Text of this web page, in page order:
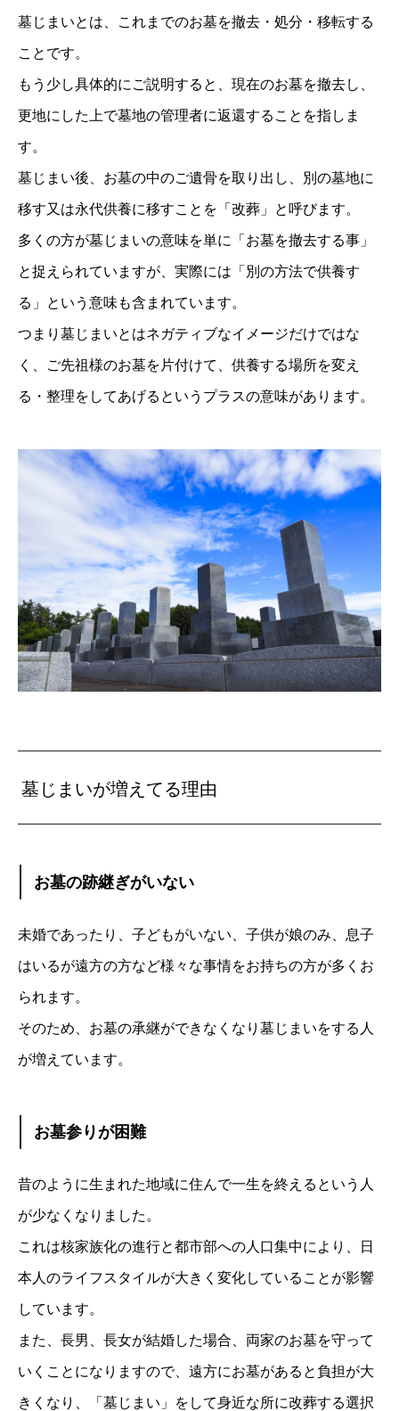
墓じまいとは、これまでのお墓を撤去・処分・移転する
ことです。
もう少し具体的にご説明すると、現在のお墓を撤去し、
更地にした上で墓地の管理者に返還することを指しま
す。
墓じまい後、お墓の中のご遺骨を取り出し、別の墓地に
移す又は永代供養に移すことを「改葬」と呼びます。
多くの方が墓じまいの意味を単に「お墓を撤去する事」
と捉えられていますが、実際には「別の方法で供養す
る」という意味も含まれています。
つまり墓じまいとはネガティブなイメージだけではな
く、ご先祖様のお墓を片付けて、供養する場所を変え
る・整理をしてあげるというプラスの意味がありま す。
墓じまいが増えてる理由
お墓の跡継ぎがいない
未婚であったり、子どもがいない、子供が娘のみ、息子
はいるが遠方の方など様々な事情をお持ちの方が多くお
られます。
そのため、お墓の承継ができなくなり墓じまいをする人
が増えています。
お墓参りが困難
昔のように生まれた地域に住んで一生を終えるという人
が少なくなりました。
これは核家族化の進行と都市部への人口集中により、日
本人のライフスタイルが大きく変化していることが影響
しています。
また、長男、長女が結婚した場合、両家のお墓を守って
いくことになりますので、遠方にお墓があると負担が大
きくなり、「墓じまい」をして身近な所に改葬する選択